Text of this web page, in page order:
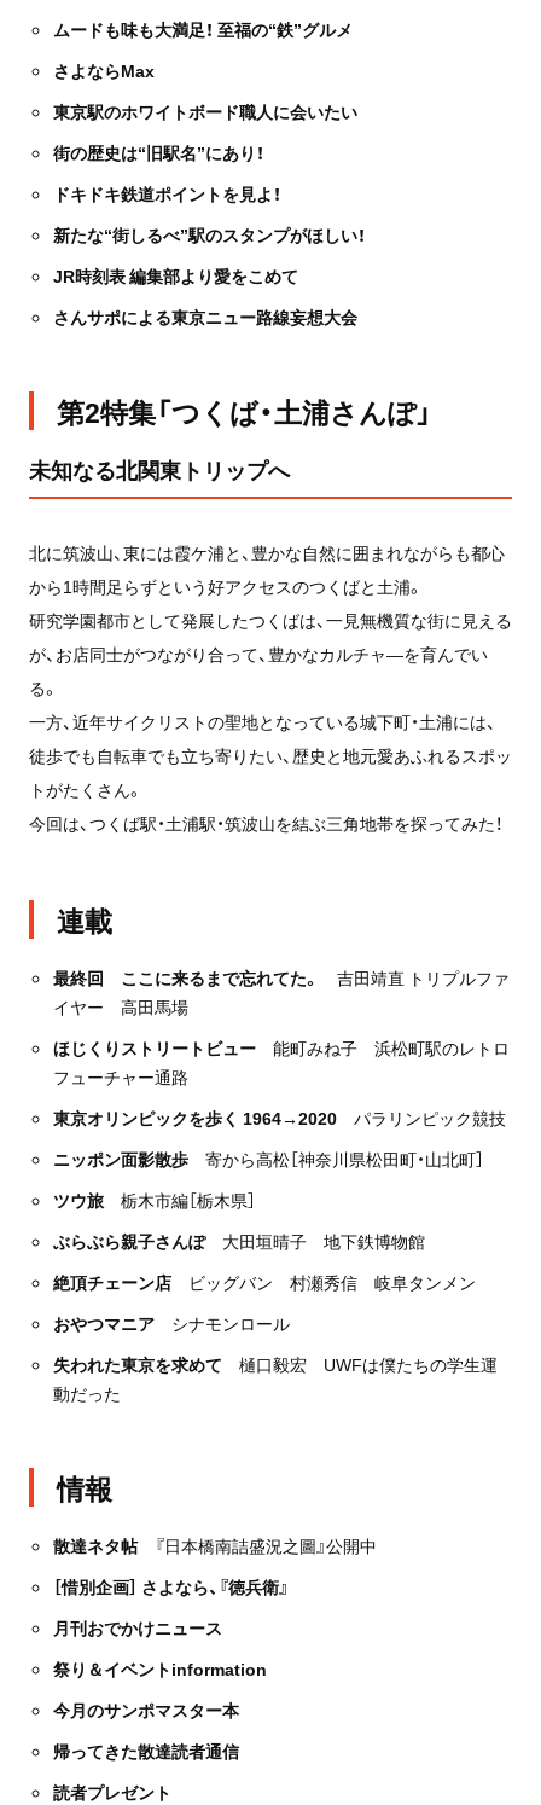
ムードも味も大満足！ 至福の“鉄”グルメ
さよならMax
東京駅のホワイトボード職人に会いたい
街の歴史は“旧駅名”にあり！
ドキドキ鉄道ポイントを見よ！
新たな“街しるべ”駅のスタンプがほしい！
JR時刻表 編集部より愛をこめて
さんサポによる東京ニュー路線妄想大会
第2特集「つくば・土浦さんぽ」
未知なる北関東トリップへ
北に筑波山、東には霞ケ浦と、豊かな自然に囲まれながらも都心
から1時間足らずという好アクセスのつくばと土浦。
研究学園都市として発展したつくばは、一見無機質な街に見える
が、お店同士がつながり合って、豊かなカルチャ―を育んでい
る。
一方、近年サイクリストの聖地となっている城下町・土浦には、
徒歩でも自転車でも立ち寄りたい、歴史と地元愛あふれるスポッ
トがたくさん。
今回は、つくば駅・土浦駅・筑波山を結ぶ三角地帯を探ってみた！
連載
最終回 ここに来るまで忘れてた。
吉田靖直 トリプルファ
イヤー 高田馬場
ほじくりストリートビュー能町みね子 浜松町駅のレトロ
フューチャー通路
東京オリンピックを歩く 1964→2020パラリンピック競技
ニッポン面影散歩寄から高松［神奈川県松田町・山北町］
ツウ旅栃木市編［栃木県］
ぶらぶら親子さんぽ大田垣晴子 地下鉄博物館
絶頂チェーン店ビッグバン 村瀬秀信 岐阜タンメン
おやつマニアシナモンロール
失われた東京を求めて 樋口毅宏 UWFは僕たちの学生運
動だった
情報
散達ネタ帖『日本橋南詰盛況之圖』公開中
［惜別企画］ さよなら、『徳兵衛』
月刊おでかけニュース
祭り＆イベントinformation
今月のサンポマスター本
帰ってきた散達読者通信
読者プレゼント